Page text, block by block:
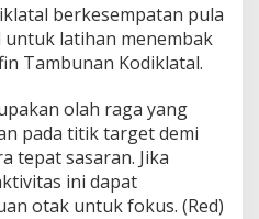
berkesempatan pula
untuk latihan menembak
Tambunan Kodiklatal.
olah raga yang
pada titik target demi
tepat sasaran. Jika
ini dapat
otak untuk fokus. (Red)